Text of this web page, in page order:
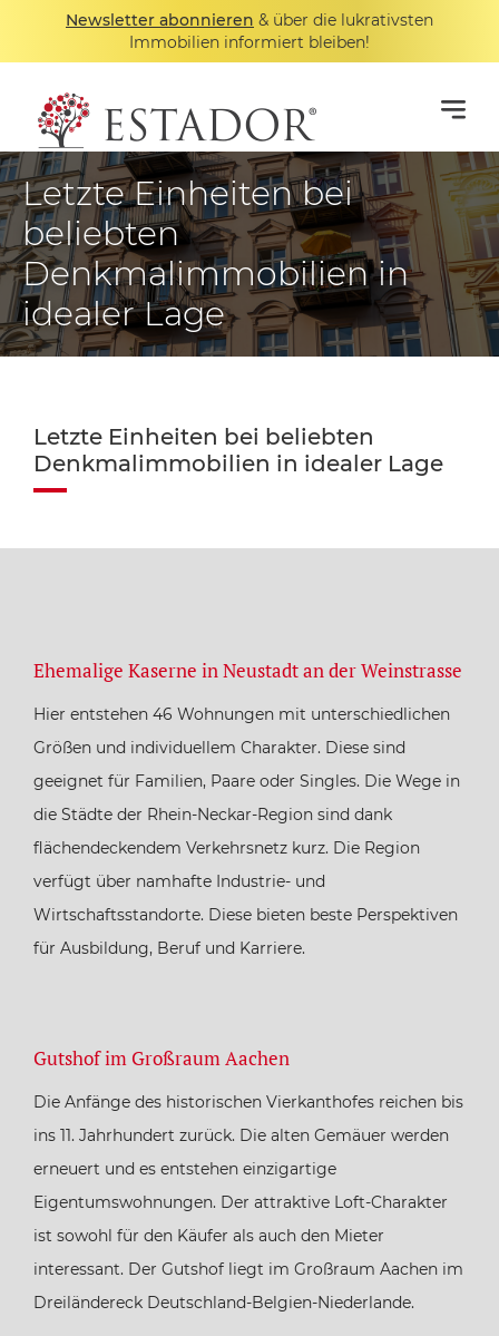
Newsletter abonnieren & über die lukrativsten
Immobilien informiert bleiben!
Letzte Einheiten bei
beliebten
Denkmalimmobilien in
idealer Lage
Letzte Einheiten bei beliebten
Denkmalimmobilien in idealer Lage
Ehemalige Kaserne in Neustadt an der Weinstrasse
Hier entstehen 46 Wohnungen mit unterschiedlichen
Größen und individuellem Charakter. Diese sind
geeignet für Familien, Paare oder Singles. Die Wege in
die Städte der Rhein-Neckar-Region sind dank
flächendeckendem Verkehrsnetz kurz. Die Region
verfügt über namhafte Industrie- und
Wirtschaftsstandorte. Diese bieten beste Perspektiven
für Ausbildung, Beruf und Karriere.
Gutshof im Großraum Aachen
Die Anfänge des historischen Vierkanthofes reichen bis
ins 11. Jahrhundert zurück. Die alten Gemäuer werden
erneuert und es entstehen einzigartige
Eigentumswohnungen. Der attraktive Loft-Charakter
ist sowohl für den Käufer als auch den Mieter
interessant. Der Gutshof liegt im Großraum Aachen im
Dreiländereck Deutschland-Belgien-Niederlande.